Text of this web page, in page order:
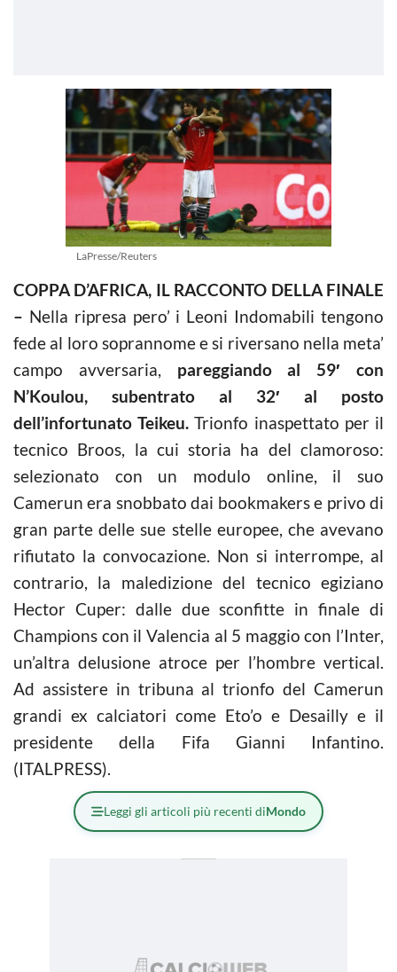
LaPresse/Reuters
COPPA D’AFRICA, IL RACCONTO DELLA FINALE
– Nella ripresa pero’ i Leoni Indomabili tengono
fede al loro soprannome e si riversano nella meta’
campo avversaria, pareggiando al 59′ con
N’Koulou, subentrato al 32′ al posto
dell’infortunato Teikeu. Trionfo inaspettato per il
tecnico Broos, la cui storia ha del clamoroso:
selezionato con un modulo online, il suo
Camerun era snobbato dai bookmakers e privo di
gran parte delle sue stelle europee, che avevano
rifiutato la convocazione. Non si interrompe, al
contrario, la maledizione del tecnico egiziano
Hector Cuper: dalle due sconfitte in finale di
Champions con il Valencia al 5 maggio con l’Inter,
un’altra delusione atroce per l’hombre vertical.
Ad assistere in tribuna al trionfo del Camerun
grandi ex calciatori come Eto’o e Desailly e il
presidente della Fifa Gianni Infantino.
(ITALPRESS).
Leggi gli articoli più recenti diMondo